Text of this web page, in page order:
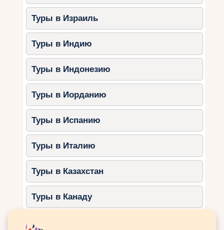
экстремальных горках.
Лучшие аквапарки:
(Atlantis The Palm), Wild Wadi, Laguna
Waterpark.
Кому подойдёт:семьям с детьми,
любителям водных аттракционов.
Активные экскурсии в Абу-
Даби
1. Поездка на остров Сир-Бани-
Яс
Остров является природным заповедником с
дикими животными, сафари-турами и
Продолжительность:целый день.
Туры в Израиль
Туры в Индию
Туры в Индонезию
Туры в Иорданию
Туры в Испанию
Туры в Италию
Туры в Казахстан
Туры в Канаду
Туры в Катар